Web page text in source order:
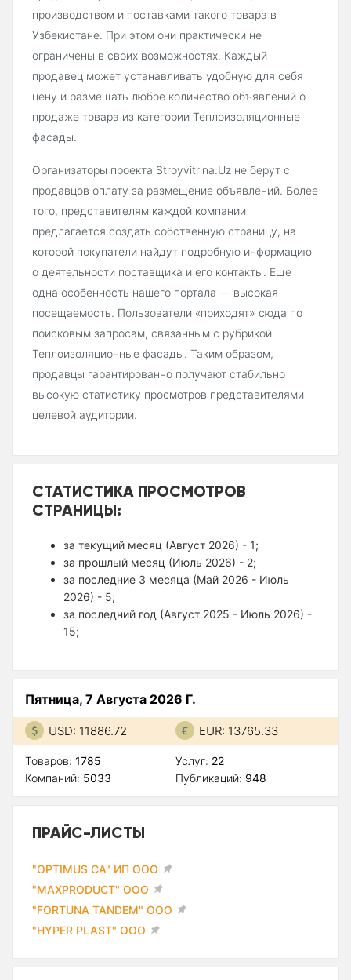
производством и поставками такого товара в
Узбекистане. При этом они практически не
ограничены в своих возможностях. Каждый
продавец может устанавливать удобную для себя
цену и размещать любое количество объявлений о
продаже товара из категории Теплоизоляционные
фасады.
Организаторы проекта Stroyvitrina.Uz не берут с
продавцов оплату за размещение объявлений. Более
того, представителям каждой компании
предлагается создать собственную страницу, на
которой покупатели найдут подробную информацию
о деятельности поставщика и его контакты. Еще
одна особенность нашего портала — высокая
посещаемость. Пользователи «приходят» сюда по
поисковым запросам, связанным с рубрикой
Теплоизоляционные фасады. Таким образом,
продавцы гарантированно получают стабильно
высокую статистику просмотров представителями
целевой аудитории.
СТАТИСТИКА ПРОСМОТРОВ
СТРАНИЦЫ:
за текущий месяц (Август 2026) - 1;
за прошлый месяц (Июль 2026) - 2;
за последние 3 месяца (Май 2026 - Июль
2026) - 5;
за последний год (Август 2025 - Июль 2026) -
15;
Пятница, 7 Августа 2026 Г.
USD: 11886.72 EUR: 13765.33
Товаров: 1785
Компаний: 5033
Услуг: 22
Публикаций: 948
ПРАЙС-ЛИСТЫ
"OPTIMUS CA" ИП ООО
"MAXPRODUCT" ООО
"FORTUNA TANDEM" ООО
"HYPER PLAST" ООО